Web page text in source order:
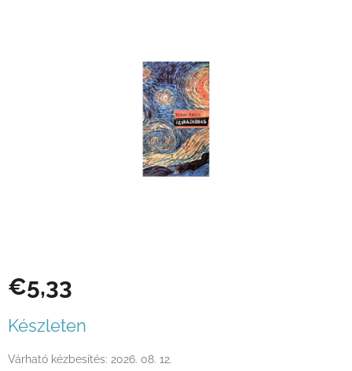
€5,33
Készleten
Várható kézbesítés: 2026. 08. 12.